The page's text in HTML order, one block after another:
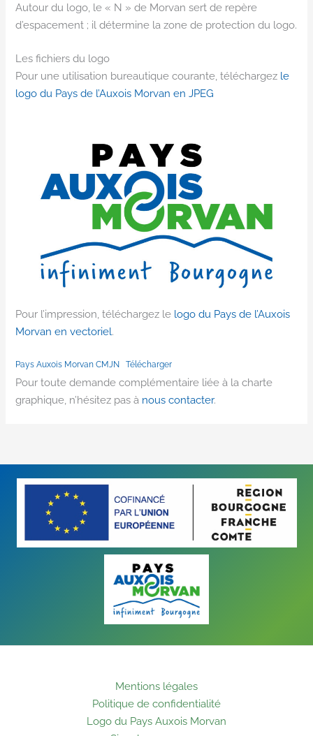
Autour du logo, le « N » de Morvan sert de repère
d’espacement ; il détermine la zone de protection du logo.
Les fichiers du logo
Pour une utilisation bureautique courante, téléchargez le
logo du Pays de l’Auxois Morvan en JPEG
Pour l’impression, téléchargez le logo du Pays de l’Auxois
Morvan en vectoriel.
Pays Auxois Morvan CMJN Télécharger
Pour toute demande complémentaire liée à la charte
graphique, n’hésitez pas à nous contacter.
Mentions légales
Politique de confidentialité
Logo du Pays Auxois Morvan